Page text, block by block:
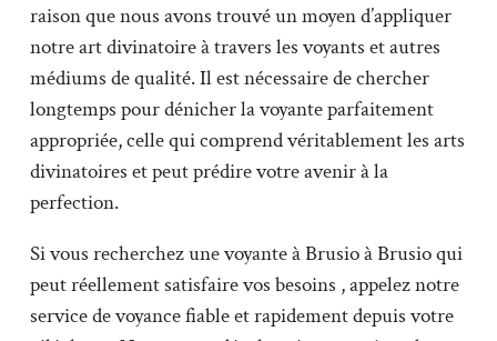
raison que nous avons trouvé un moyen d’appliquer
notre art divinatoire à travers les voyants et autres
médiums de qualité. Il est nécessaire de chercher
longtemps pour dénicher la voyante parfaitement
appropriée, celle qui comprend véritablement les arts
divinatoires et peut prédire votre avenir à la
perfection.
Si vous recherchez une voyante à Brusio à Brusio qui
peut réellement satisfaire vos besoins , appelez notre
service de voyance fiable et rapidement depuis votre